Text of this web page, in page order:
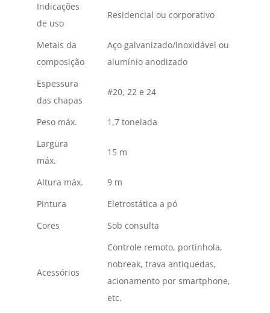
Indicações
de uso
Residencial ou corporativo
Metais da
composição
Aço galvanizado/inoxidável ou
alumínio anodizado
Espessura
das chapas
#20, 22 e 24
Peso máx.
1,7 tonelada
Largura
máx.
15 m
Altura máx.
9 m
Pintura
Eletrostática a pó
Cores
Sob consulta
Acessórios
Controle remoto, portinhola,
nobreak, trava antiquedas,
acionamento por smartphone,
etc.